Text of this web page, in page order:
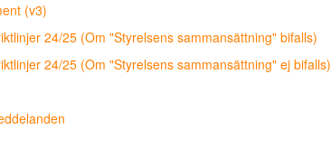
(v3)
24/25 (Om "Styrelsens sammansättning" bifalls)
24/25 (Om "Styrelsens sammansättning" ej bifalls)